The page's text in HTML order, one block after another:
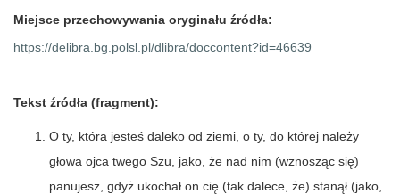
Miejsce przechowywania oryginału źródła:
https://delibra.bg.polsl.pl/dlibra/doccontent?id=46639
Tekst źródła (fragment):
O ty, która jesteś daleko od ziemi, o ty, do której należy
głowa ojca twego Szu, jako, że nad nim (wznosząc się)
panujesz, gdyż ukochał on cię (tak dalece, że) stanął (jako,